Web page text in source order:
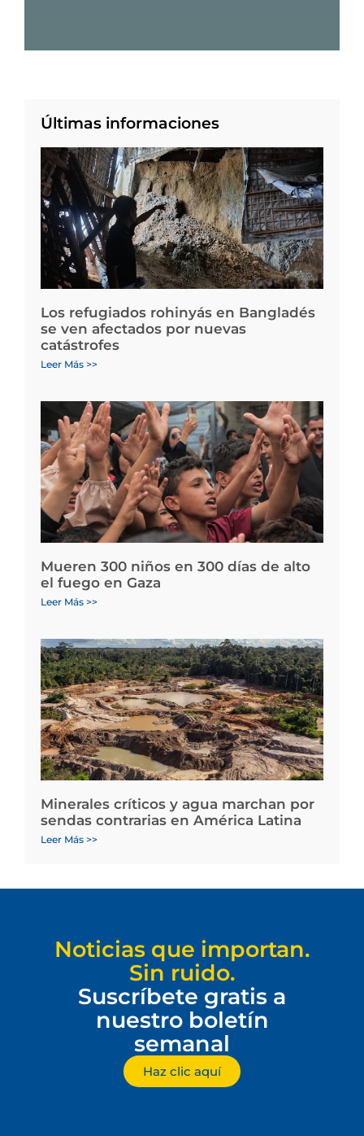
Últimas informaciones
Los refugiados rohinyás en Bangladés
se ven afectados por nuevas
catástrofes
Leer Más >>
Mueren 300 niños en 300 días de alto
el fuego en Gaza
Leer Más >>
Minerales críticos y agua marchan por
sendas contrarias en América Latina
Leer Más >>
Noticias que importan.
Sin ruido.
Suscríbete gratis a
nuestro boletín
semanal
Haz clic aquí